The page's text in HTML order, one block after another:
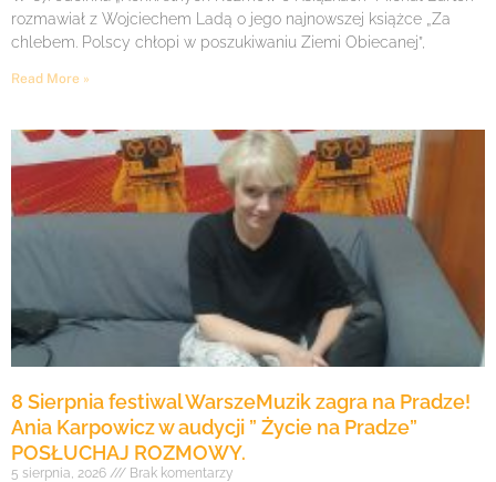
rozmawiał z Wojciechem Ladą o jego najnowszej książce „Za
chlebem. Polscy chłopi w poszukiwaniu Ziemi Obiecanej”,
Read More »
8 Sierpnia festiwal WarszeMuzik zagra na Pradze!
Ania Karpowicz w audycji ” Życie na Pradze”
POSŁUCHAJ ROZMOWY.
5 sierpnia, 2026 Brak komentarzy